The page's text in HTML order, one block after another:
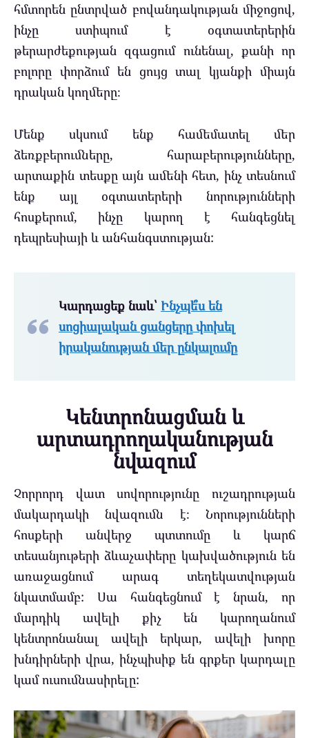
հմտորեն ընտրված բովանդակության միջոցով,
ինչը ստիպում է օգտատերերին
թերարժեքության զգացում ունենալ, քանի որ
բոլորը փորձում են ցույց տալ կյանքի միայն
դրական կողմերը։
Մենք սկսում ենք համեմատել մեր
ձեռքբերումները, հարաբերությունները,
արտաքին տեսքը այն ամենի հետ, ինչ տեսնում
ենք այլ օգտատերերի նորությունների
հոսքերում, ինչը կարող է հանգեցնել
դեպրեսիայի և անհանգստության:
Կարդացեք նաև՝ Ինչպե՞ս են
սոցիալական ցանցերը փոխել
իրականության մեր ընկալումը
Կենտրոնացման և
արտադրողականության
նվազում
Չորրորդ վատ սովորությունը ուշադրության
մակարդակի նվազումն է։ Նորությունների
հոսքերի անվերջ պտտումը և կարճ
տեսանյութերի ձևաչափերը կախվածություն են
առաջացնում արագ տեղեկատվության
նկատմամբ: Սա հանգեցնում է նրան, որ
մարդիկ ավելի քիչ են կարողանում
կենտրոնանալ ավելի երկար, ավելի խորը
խնդիրների վրա, ինչպիսիք են գրքեր կարդալը
կամ ուսումնասիրելը: